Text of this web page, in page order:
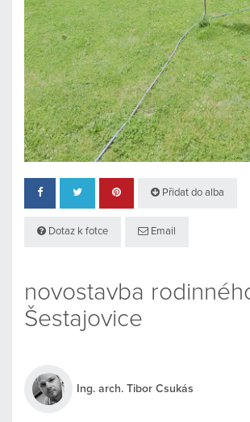
Přidat do alba
Dotaz k fotce Email
novostavba
Šestajovice
Ing. arch. Tibor Csukás